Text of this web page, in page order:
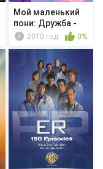
Мой маленький
пони: Дружба -
это чудо...
2010 год 0%